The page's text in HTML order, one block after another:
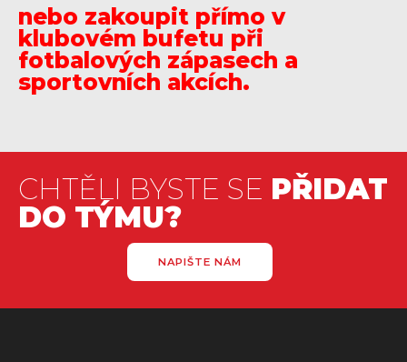
nebo zakoupit přímo v
klubovém bufetu při
fotbalových zápasech a
sportovních akcích.
CHTĚLI BYSTE SE PŘIDAT
DO TÝMU?
NAPIŠTE NÁM